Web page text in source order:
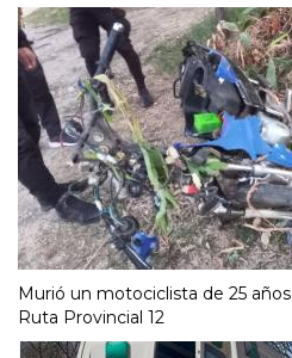
Murió un motociclista de 25
Ruta Provincial 12